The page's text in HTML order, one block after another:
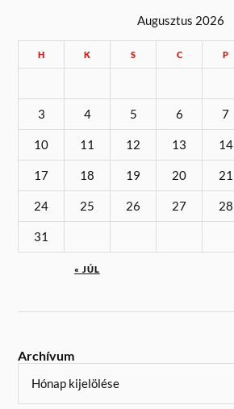
Augusztus 2026
H K S C P
3 4 5 6 7
10 11 12 13 14
17 18 19 20 21
24 25 26 27 28
31
« JÚL
Archívum